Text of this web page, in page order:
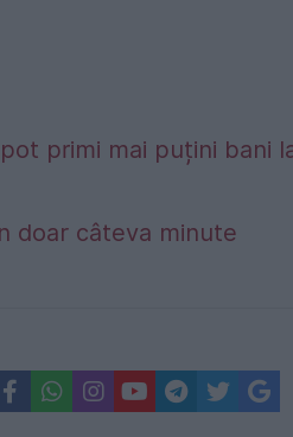
primi mai puțini bani
doar câteva minute